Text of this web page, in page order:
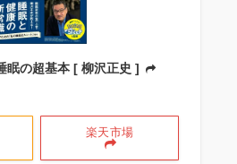
の超基本 [ 柳沢正史 ]
楽天市場